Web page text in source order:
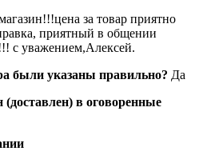
за товар приятно
приятный в общении
с уважением,Алексей.
были указаны правильно? Да
в оговоренные